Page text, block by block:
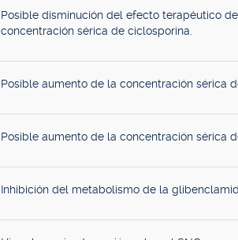
Posible disminución del efecto terapéutico
concentración sérica de ciclosporina.
Posible aumento de la concentración sérica
Posible aumento de la concentración sérica
Inhibición del metabolismo de la